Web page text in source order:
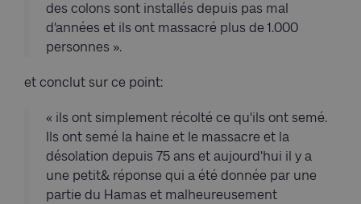
des colons sont installés depuis pas mal
d'années et ils ont massacré plus de 1.000
personnes ».
et conclut sur ce point:
« ils ont simplement récolté ce qu'ils ont semé.
Ils ont semé la haine et le massacre et la
désolation depuis 75 ans et aujourd'hui il y a
une petit& réponse qui a été donnée par une
partie du Hamas et malheureusement